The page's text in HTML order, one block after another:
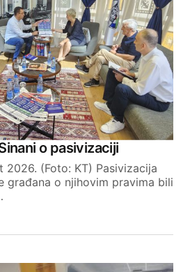
o pasivizaciji
2026. (Foto: KT) Pasivizacija
građana o njihovim pravima bili